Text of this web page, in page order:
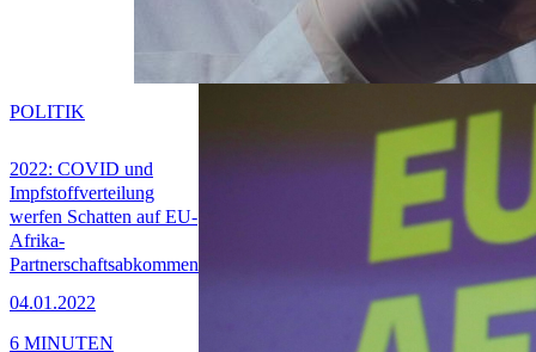
2022: COVID und
Impfstoffverteilung
werfen Schatten auf EU-
Afrika-
Partnerschaftsabkommen
04.01.2022
POLITIK
6 MINUTEN